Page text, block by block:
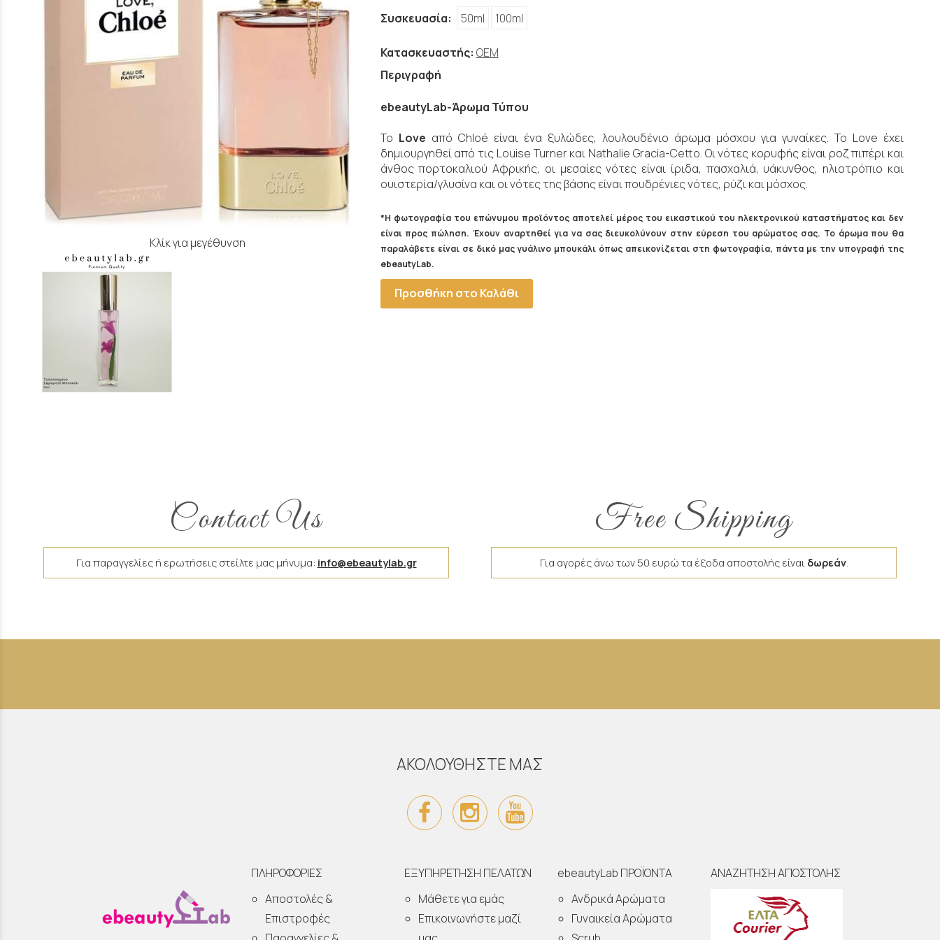
Κλίκ για μεγέθυνση
Συσκευασία:
50ml 100ml
Κατασκευαστής: OEM
Περιγραφή
ebeautyLab-Άρωμα Τύπου
Το Love από Chloé είναι ένα ξυλώδες, λουλουδένιο άρωμα μόσχου για γυναίκες. Το Love έχει
δημιουργηθεί από τις Louise Turner και Nathalie Gracia-Cetto. Οι νότες κορυφής είναι ροζ πιπέρι και
άνθος πορτοκαλιού Αφρικής, οι μεσαίες νότες είναι ίριδα, πασχαλιά, υάκυνθος, ηλιοτρόπιο και
ουιστερία/γλυσίνα και οι νότες της βάσης είναι πουδρένιες νότες, ρύζι και μόσχος.
*Η φωτογραφία του επώνυμου προϊόντος αποτελεί μέρος του εικαστικού του ηλεκτρονικού καταστήματος και δεν
είναι προς πώληση. Έχουν αναρτηθεί για να σας διευκολύνουν στην εύρεση του αρώματος σας. Το άρωμα που θα
παραλάβετε είναι σε δικό μας γυάλινο μπουκάλι όπως απεικονίζεται στη φωτογραφία, πάντα με την υπογραφή της
ebeautyLab.
Προσθήκη στο Καλάθι
Contact Us
Για παραγγελίες ή ερωτήσεις στείλτε μας μήνυμα: info@ebeautylab.gr
Free Shipping
Για αγορές άνω των 50 ευρώ τα έξοδα αποστολής είναι δωρεάν.
ΑΚΟΛΟΥΘΗΣΤΕ ΜΑΣ
ΠΛΗΡΟΦΟΡΙΕΣ
Αποστολές &
Επιστροφές
ΕΞΥΠΗΡΕΤΗΣΗ ΠΕΛΑΤΩΝ
Μάθετε για εμάς
Επικοινωνήστε μαζί
ebeautyLab ΠΡΟΪΟΝΤΑ
Ανδρικά Αρώματα
Γυναικεία Αρώματα
ΑΝΑΖΗΤΗΣΗ ΑΠΟΣΤΟΛΗΣ